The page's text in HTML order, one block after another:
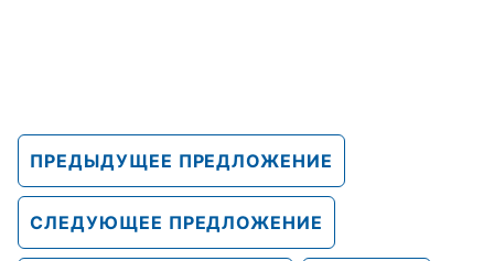
ПРЕДЫДУЩЕЕ ПРЕДЛОЖЕНИЕ
СЛЕДУЮЩЕЕ ПРЕДЛОЖЕНИЕ